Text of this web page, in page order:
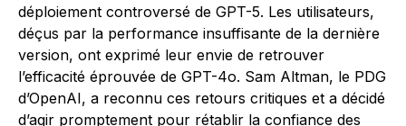
déploiement controversé de GPT-5. Les utilisateurs,
déçus par la performance insuffisante de la dernière
version, ont exprimé leur envie de retrouver
l’efficacité éprouvée de GPT-4o. Sam Altman, le PDG
d’OpenAI, a reconnu ces retours critiques et a décidé
d’agir promptement pour rétablir la confiance des